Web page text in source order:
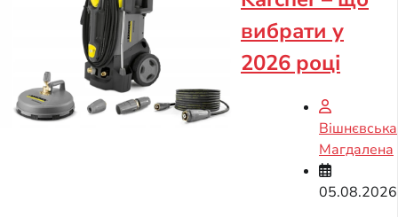
вибрати у
2026 році
Вішнєвська
Магдалена
05.08.2026